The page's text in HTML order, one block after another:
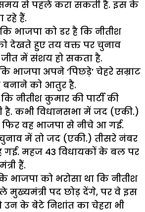
से पहले करा सकती है. इस के
रहे हैं.
भाजपा को डर है कि नीतीश
देखते हुए तय वक्त पर चुनाव
में संशय हो सकता है.
भाजपा अपने ‘पिछड़े’ चेहरे सम्राट
बनाने को आतुर है.
नीतीश कुमार की पार्टी की
है. कभी विधानसभा में जद (एकी.)
फिर वह भाजपा से नीचे आ गई.
में तो जद (एकी.) तीसरे नंबर
गई. महज 43 विधायकों के बल पर
हैं.
भाजपा को भरोसा था कि नीतीश
मुख्यमंत्री पद छोड़ देंगे, पर वे इस
उन के बेटे निशांत का चेहरा भी